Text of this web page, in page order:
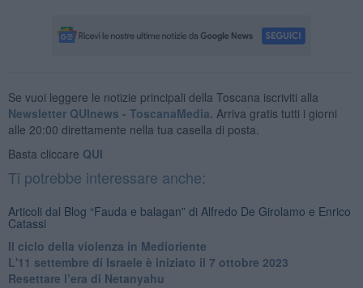
Se vuoi leggere le notizie principali della Toscana iscriviti alla
Newsletter QUInews - ToscanaMedia. Arriva gratis tutti i giorni
alle 20:00 direttamente nella tua casella di posta.
Basta cliccare QUI
Ti potrebbe interessare anche:
Articoli dal Blog “Fauda e balagan” di Alfredo De Girolamo e Enrico
Catassi
Il ciclo della violenza in Medioriente
L'11 settembre di Israele è iniziato il 7 ottobre 2023
Resettare l’era di Netanyahu